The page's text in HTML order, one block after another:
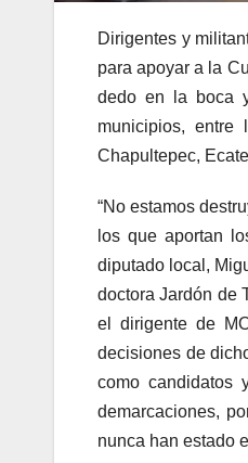
Dirigentes y
para apoyar a la
dedo en la boca
municipios, entre
Chapultepec,
“No estamos
los que aportan
diputado local,
doctora Jardón de
el dirigente de
decisiones de
como candidatos
demarcaciones,
nunca han estado